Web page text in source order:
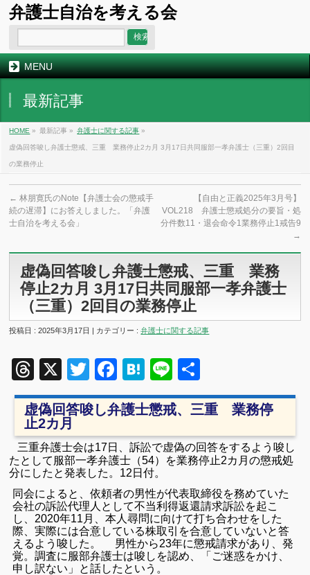
弁護士自治を考える会
MENU
最新記事
HOME » 最新記事 » 弁護士に関する記事 »
虚偽回答唆し弁護士懲戒、三重 業務停止2カ月 3月17日共同服部一孝弁護士（三重）2回目
の業務停止
← 林朋寛氏のNote【弁護士会の懲戒手
続の遅滞】にお答えしました。「弁護
士自治を考える会」
【自由と正義2025年3月号】
VOL218 弁護士懲戒処分の要旨・処
分件数11・退会命令1業務停止1戒告9
→
虚偽回答唆し弁護士懲戒、三重 業務
停止2カ月 3月17日共同服部一孝弁護士
（三重）2回目の業務停止
投稿日 : 2025年3月17日 | カテゴリー :弁護士に関する記事
Threads
X TwitterFacebook
Hatena
Line
有
虚偽回答唆し弁護士懲戒、三重 業務停
止2カ月
三重弁護士会は17日、訴訟で虚偽の回答をするよう唆し
たとして服部一孝弁護士（54）を業務停止2カ月の懲戒処
分にしたと発表した。12日付。
同会によると、依頼者の男性が代表取締役を務めていた
会社の訴訟代理人として不当利得返還請求訴訟を起こ
し、2020年11月、本人尋問に向けて打ち合わせをした
際、実際には合意している株取引を合意していないと答
えるよう唆した。 男性から23年に懲戒請求があり、発
覚。調査に服部弁護士は唆しを認め、「ご迷惑をかけ、
申し訳ない」と話したという。